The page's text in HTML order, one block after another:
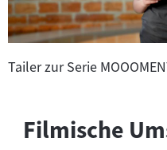
Tailer zur Serie
Filmische